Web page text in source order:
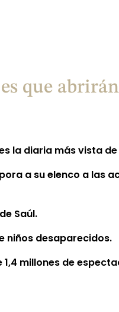
que
la diaria más vista de
a su elenco a las
Saúl.
niños desaparecidos.
millones de